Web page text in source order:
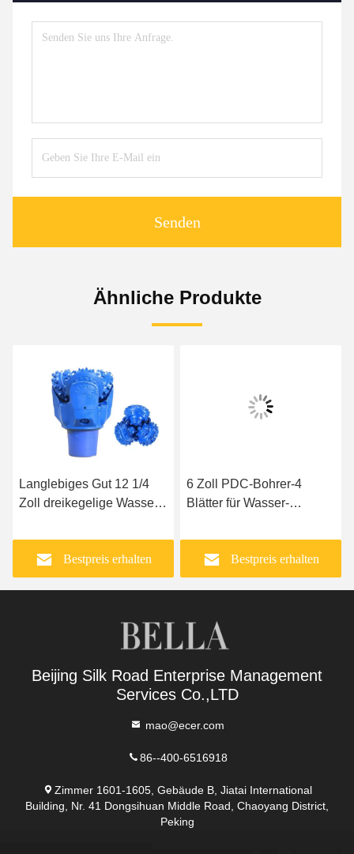
Senden
Ähnliche Produkte
Langlebiges Gut 12 1/4
Zoll dreikegelige Wasser-
Bestpreis erhalten
6 Zoll PDC-Bohrer-4
Blätter für Wasser-
Bestpreis erhalten
Beijing Silk Road Enterprise Management
Services Co.,LTD
mao@ecer.com
86--400-6516918
Zimmer 1601-1605, Gebäude B, Jiatai International
Building, Nr. 41 Dongsihuan Middle Road, Chaoyang District,
Peking